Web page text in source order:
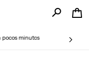
pocos minutos